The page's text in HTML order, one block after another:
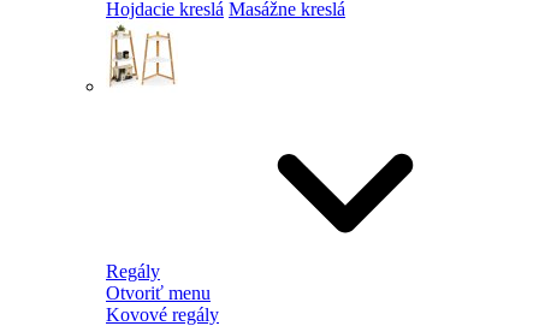
Hojdacie kreslá Masážne kreslá
Regály
Otvoriť menu
Kovové regály